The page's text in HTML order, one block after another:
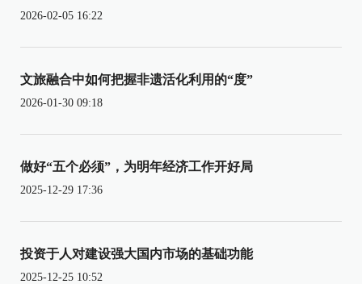
2026-02-05 16:22
文旅融合中如何把握非遗活化利用的“度”
2026-01-30 09:18
做好“五个必须”，为明年经济工作开好局
2025-12-29 17:36
投资于人对建设强大国内市场的基础功能
2025-12-25 10:52